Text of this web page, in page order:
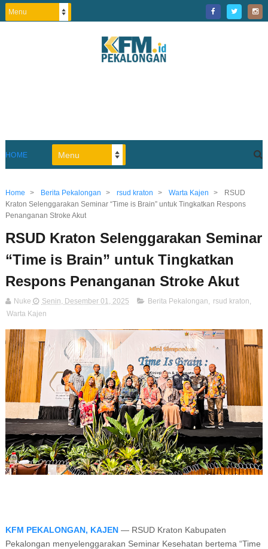
HOME
Home > Berita Pekalongan > rsud kraton > Warta Kajen >
RSUD
Kraton Selenggarakan Seminar “Time is Brain” untuk Tingkatkan Respons
Penanganan Stroke Akut
RSUD Kraton Selenggarakan Seminar
“Time is Brain” untuk Tingkatkan
Respons Penanganan Stroke Akut
Nuke Senin, Desember 01, 2025 Berita Pekalongan, rsud kraton,
Warta Kajen
KFM PEKALONGAN, KAJEN— RSUD Kraton Kabupaten
Pekalongan menyelenggarakan Seminar Kesehatan bertema “Time